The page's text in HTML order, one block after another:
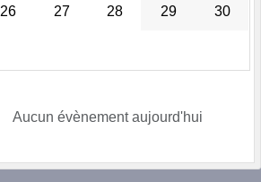
26 27 28 29 30
Aucun évènement aujourd'hui